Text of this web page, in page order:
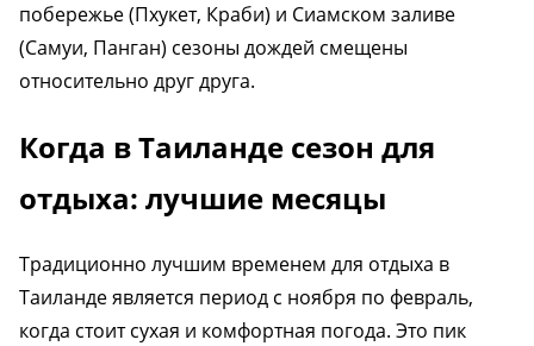
побережье (Пхукет, Краби) и Сиамском заливе
(Самуи, Панган) сезоны дождей смещены
относительно друг друга.
Когда в Таиланде сезон для
отдыха: лучшие месяцы
Традиционно лучшим временем для отдыха в
Таиланде является период с ноября по февраль,
когда стоит сухая и комфортная погода. Это пик